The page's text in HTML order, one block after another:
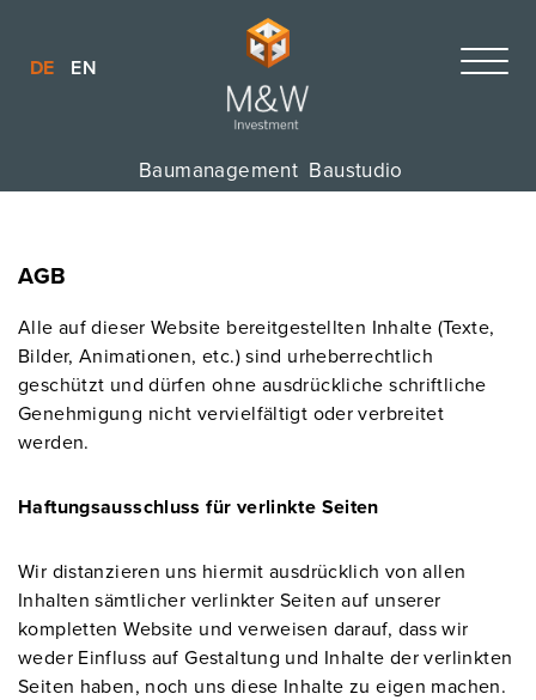
Baumanagement Baustudio
DE EN
AGB
Alle auf dieser Website bereitgestellten Inhalte (Texte,
Bilder, Animationen, etc.) sind urheberrechtlich
geschützt und dürfen ohne ausdrückliche schriftliche
Genehmigung nicht vervielfältigt oder verbreitet
werden.
Haftungsausschluss für verlinkte Seiten
Wir distanzieren uns hiermit ausdrücklich von allen
Inhalten sämtlicher verlinkter Seiten auf unserer
kompletten Website und verweisen darauf, dass wir
weder Einfluss auf Gestaltung und Inhalte der verlinkten
Seiten haben, noch uns diese Inhalte zu eigen machen.